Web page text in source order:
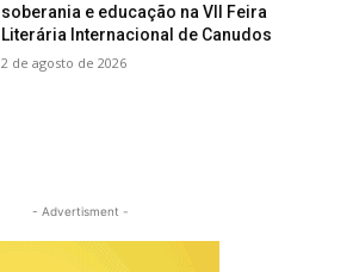
soberania e educação na VII Feira
Literária Internacional de Canudos
2 de agosto de 2026
- Advertisment -